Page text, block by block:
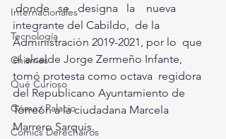
Internacionales
Tecnología
Chismes
Qué Curioso
Gómez Palacio
Comics Derechairos
donde   se   designa   la    nueva
integrante del Cabildo,  de la
Administración 2019-2021, por lo  que
el alcalde Jorge Zermeño Infante,
tomó protesta como octava  regidora
del Republicano Ayuntamiento de
Torreón a la ciudadana Marcela
Marrero Sarquis.